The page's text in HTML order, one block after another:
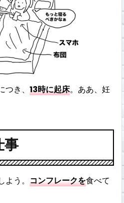
つき、13時に起床。ああ、妊
事
よう。コンフレークを食べて